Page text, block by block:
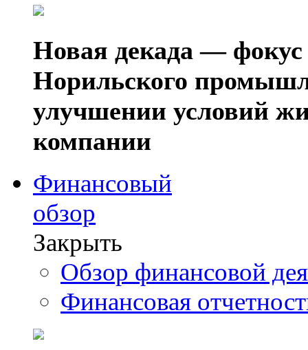
Новая декада — фокус
Норильского
улучшении условий
компании
Финансовый
обзор
Закрыть
Обзор финансовой
Финансовая